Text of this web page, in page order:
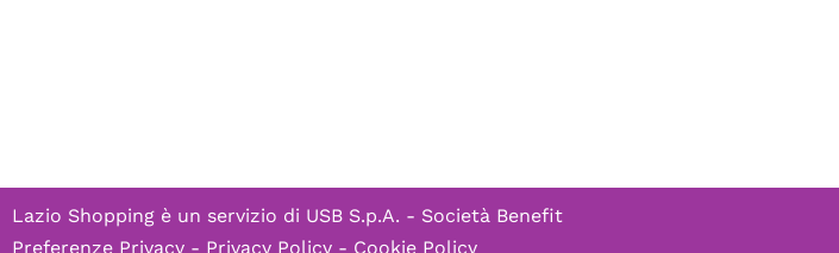
Lazio Shopping è un servizio di USB S.p.A. - Società Benefit
Preferenze Privacy - Privacy Policy - Cookie Policy